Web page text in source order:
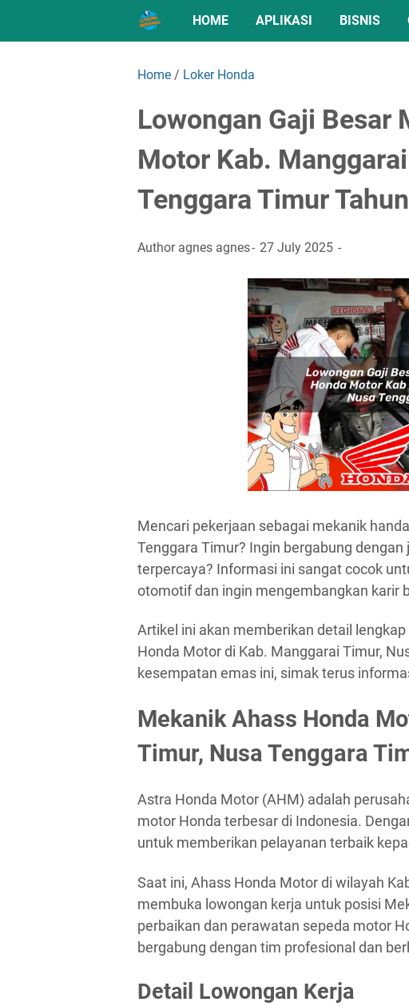
HOME APLIKASI BISNIS
Home / Loker Honda
Lowongan Gaji Besar
Motor Kab.
Tenggara Timur
Author agnes agnes 27 July 2025
Mencari pekerjaan sebagai mekanik
Tenggara Timur? Ingin bergabung
terpercaya? Informasi ini sangat cocok
otomotif dan ingin mengembangkan karir
Artikel ini akan memberikan detail
Honda Motor di Kab. Manggarai Timur,
kesempatan emas ini, simak terus
Mekanik Ahass Honda
Timur, Nusa Tenggara
Astra Honda Motor (AHM) adalah
motor Honda terbesar di Indonesia.
untuk memberikan pelayanan terbaik
Saat ini, Ahass Honda Motor di wilayah
membuka lowongan kerja untuk posisi
perbaikan dan perawatan sepeda motor
bergabung dengan tim profesional dan
Detail Lowongan Kerja